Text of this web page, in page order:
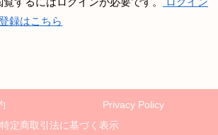
録はこちら
Privacy Policy
特定商取引法に基づく表示